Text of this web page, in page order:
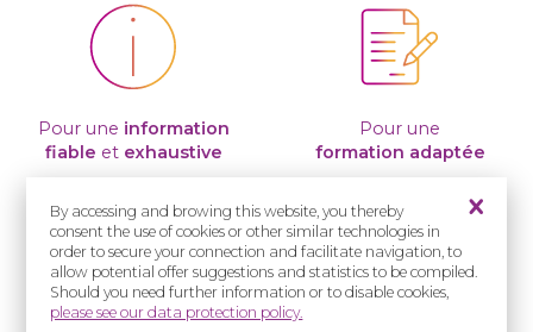
By accessing and browing this website, you thereby
consent the use of cookies or other similar technologies in
order to secure your connection and facilitate navigation, to
allow potential offer suggestions and statistics to be compiled.
Should you need further information or to disable cookies,
please see our data protection policy.
Pour une information
fiable et exhaustive
Pour une
formation adaptée